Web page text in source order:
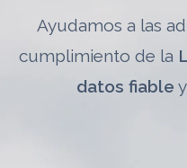
Ayudamos a las
cumplimiento de la
datos fiable